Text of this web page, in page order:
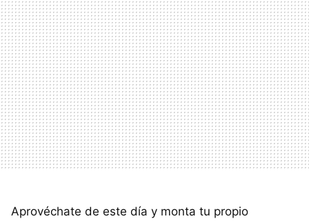
Aprovéchate de este día y monta tu propio